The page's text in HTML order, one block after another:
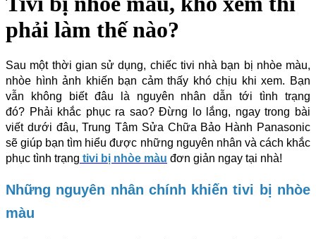
phải làm thế nào?
Sau một thời gian sử dụng, chiếc tivi nhà bạn bị nhòe màu,
nhòe hình ảnh khiến bạn cảm thấy khó chịu khi xem. Bạn
vẫn không biết đâu là nguyên nhân dẫn tới tình trạng
đó? Phải khắc phục ra sao? Đừng lo lắng, ngay trong bài
viết dưới đâu, Trung Tâm Sửa Chữa Bảo Hành Panasonic
sẽ giúp bạn tìm hiểu được những nguyên nhân và cách khắc
phục tình trạng tivi bị nhòe màu đơn giản ngay tại nhà!
Những nguyên nhân chính khiến tivi bị nhòe
màu